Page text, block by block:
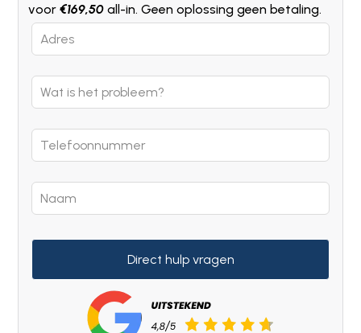
voor€169,50 all-in. Geen oplossing geen betaling.
Leave
this
blank
Direct hulp vragen